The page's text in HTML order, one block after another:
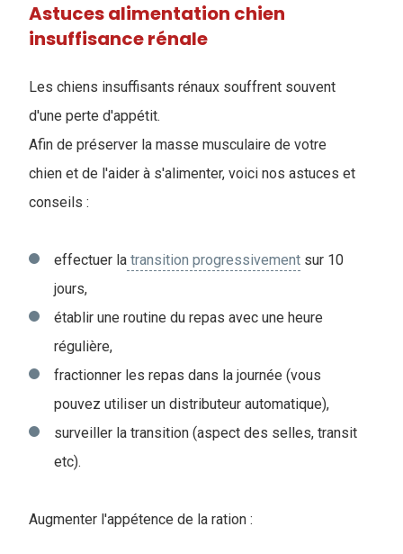
Astuces alimentation chien
insuffisance rénale
Les chiens insuffisants rénaux souffrent souvent
d'une perte d'appétit.
Afin de préserver la masse musculaire de votre
chien et de l'aider à s'alimenter, voici nos astuces et
conseils :
effectuer la transition progressivement sur 10
jours,
établir une routine du repas avec une heure
régulière,
fractionner les repas dans la journée (vous
pouvez utiliser un distributeur automatique),
surveiller la transition (aspect des selles, transit
etc).
Augmenter l'appétence de la ration :